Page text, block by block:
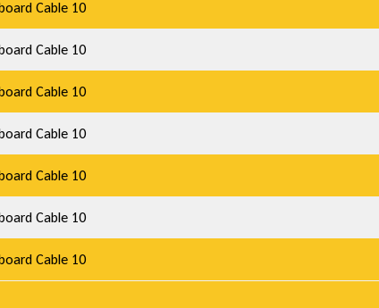
Cable 10
Cable 10
Cable 10
Cable 10
Cable 10
Cable 10
Cable 10